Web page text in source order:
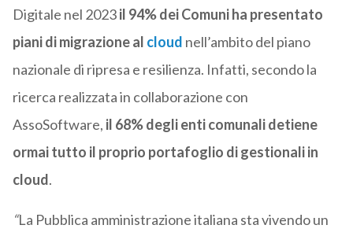
Digitale nel 2023il 94% dei Comuni ha presentato
piani di migrazione al cloud nell’ambito del piano
nazionale di ripresa e resilienza. Infatti, secondo la
ricerca realizzata in collaborazione con
AssoSoftware, il 68% degli enti comunali detiene
ormai tutto il proprio portafoglio di gestionali in
cloud.
“La Pubblica amministrazione italiana sta vivendo un